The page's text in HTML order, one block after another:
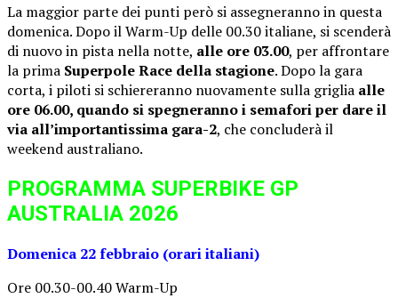
La maggior parte dei punti però si assegneranno in questa
domenica. Dopo il Warm-Up delle 00.30 italiane, si scenderà
di nuovo in pista nella notte, alle ore 03.00, per affrontare
la prima Superpole Race della stagione. Dopo la gara
corta, i piloti si schiereranno nuovamente sulla griglia alle
ore 06.00, quando si spegneranno i semafori per dare il
via all’importantissima gara-2, che concluderà il
weekend australiano.
PROGRAMMA SUPERBIKE GP
AUSTRALIA 2026
Domenica 22 febbraio (orari italiani)
Ore 00.30-00.40 Warm-Up